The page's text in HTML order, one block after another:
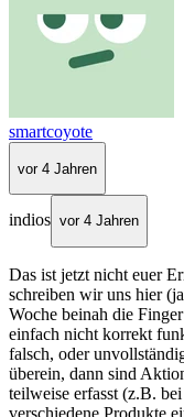
smartcoyote
vor 4 Jahren
indios vor 4 Jahren
Das ist jetzt nicht euer
schreiben wir uns hier
Woche beinah die
einfach nicht korrekt
falsch, oder
überein, dann sind
teilweise erfasst (z.B.
verschiedene Produkte